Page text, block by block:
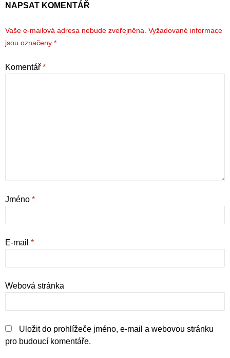
NAPSAT KOMENTÁŘ
Vaše e-mailová adresa nebude zveřejněna. Vyžadované informace
jsou označeny *
Komentář *
Jméno *
E-mail *
Webová stránka
Uložit do prohlížeče jméno, e-mail a webovou stránku
pro budoucí komentáře.